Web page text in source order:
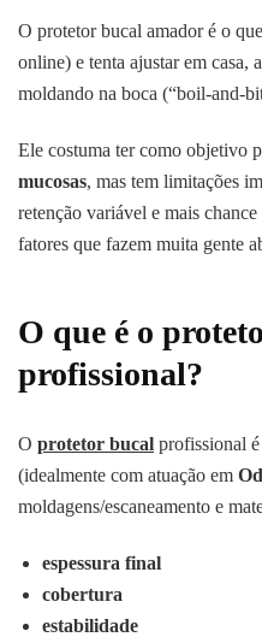
O protetor bucal amador é o
online) e tenta ajustar em casa,
moldando na boca (“boil-and-
Ele costuma ter como objetivo
mucosas, mas tem limitações
retenção variável e mais
fatores que fazem muita gente
O que é o
profissional?
O protetor bucal profissional
(idealmente com atuação em
moldagens/escaneamento e
espessura final
cobertura
estabilidade